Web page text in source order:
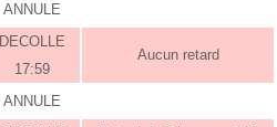
ANNULE
DECOLLE
17:59
Aucun retard
ANNULE